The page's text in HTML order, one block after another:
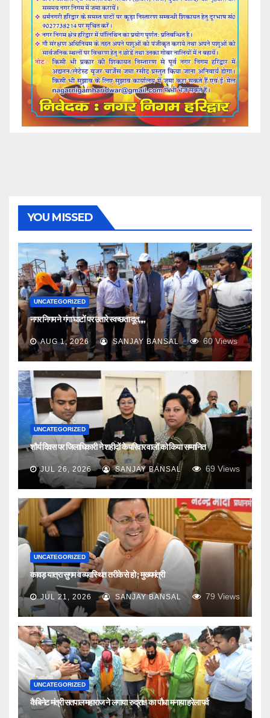
YOU MISSED
UNCATEGORIZED
नगर निगम ने गंगा घाटों पर उतारे स्वच्छता दूत,,,,
AUG 1, 2026 SANJAY BANSAL 60Views
UNCATEGORIZED
शौर्य दिवस पर जिलाधिकारी ने शहीदों के परिवार वालों को किया सम्मानित
JUL 26, 2026 SANJAY BANSAL 69 Views
UNCATEGORIZED
कावड़ यात्रा सुगम व व्यवस्थित तरीके से हो ; मुख्यमंत्री
JUL 21, 2026 SANJAY BANSAL 79 Views
UNCATEGORIZED
कैबिनेट मंत्री सतपाल महाराज ने लगाया रुद्राक्ष का पौधा मनाया हरेला पर्व